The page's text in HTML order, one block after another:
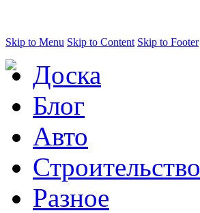
Skip to Menu Skip to Content Skip to Footer
Доска
Блог
Авто
Строительство
Разное